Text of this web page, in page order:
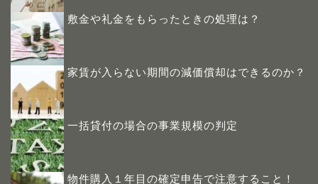
敷金や礼金をもらったときの処理は？
家賃が入らない期間の減価償却はできるのか？
一括貸付の場合の事業規模の判定
物件購入１年目の確定申告で注意すること！